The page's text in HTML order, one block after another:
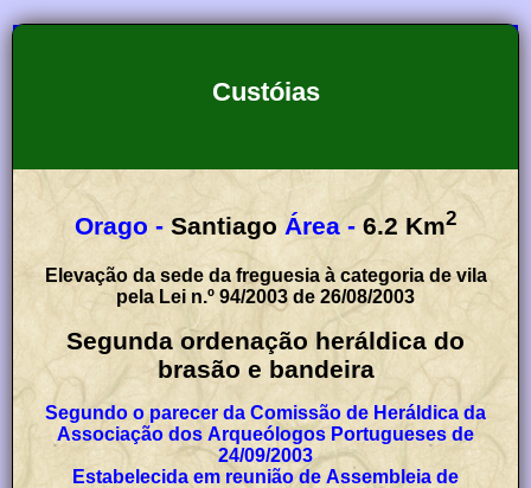
Custóias
Orago - Santiago Área - 6.2 Km2
Elevação da sede da freguesia à categoria de vila
pela Lei n.º 94/2003 de 26/08/2003
Segunda ordenação heráldica do
brasão e bandeira
Segundo o parecer da Comissão de Heráldica da
Associação dos Arqueólogos Portugueses de
24/09/2003
Estabelecida em reunião de Assembleia de